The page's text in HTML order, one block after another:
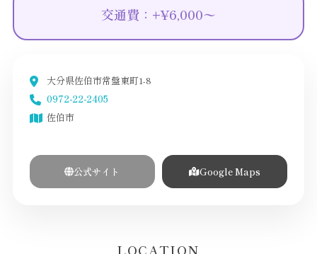
交通費：+¥6,000〜
大分県佐伯市常盤東町1-8
0972-22-2405
佐伯市
公式サイト Google Maps
LOCATION